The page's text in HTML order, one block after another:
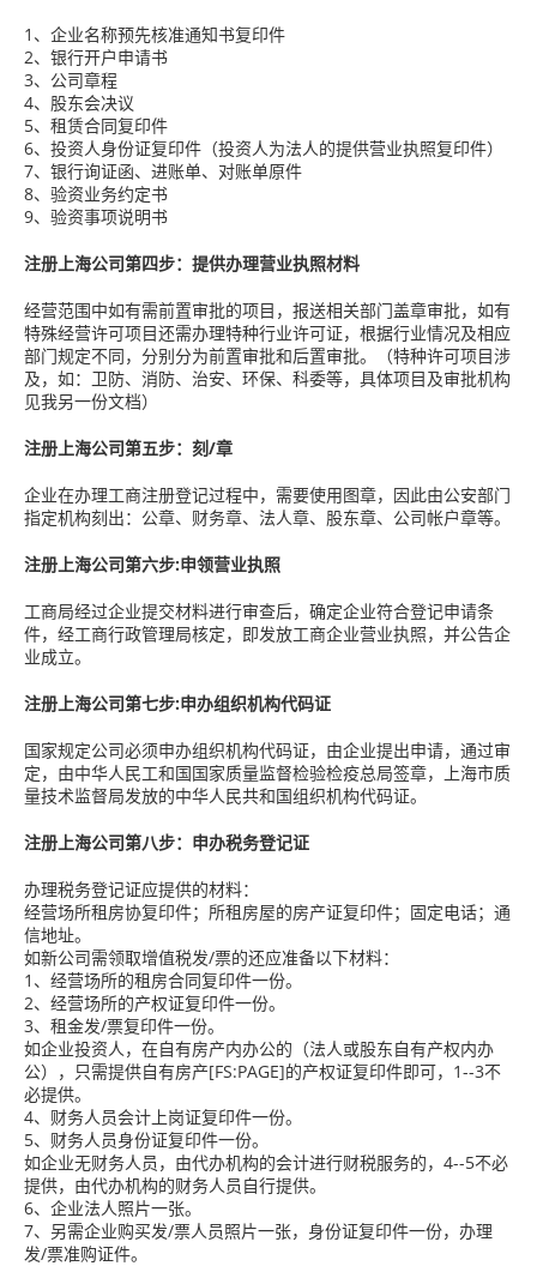
1、企业名称预先核准通知书复印件
2、银行开户申请书
3、公司章程
4、股东会决议
5、租赁合同复印件
6、投资人身份证复印件（投资人为法人的提供营业执照复印件）
7、银行询证函、进账单、对账单原件
8、验资业务约定书
9、验资事项说明书
注册上海公司第四步：提供办理营业执照材料
经营范围中如有需前置审批的项目，报送相关部门盖章审批，如有
特殊经营许可项目还需办理特种行业许可证，根据行业情况及相应
部门规定不同，分别分为前置审批和后置审批。（特种许可项目涉
及，如：卫防、消防、治安、环保、科委等，具体项目及审批机构
见我另一份文档）
注册上海公司第五步：刻/章
企业在办理工商注册登记过程中，需要使用图章，因此由公安部门
指定机构刻出：公章、财务章、法人章、股东章、公司帐户章等。
注册上海公司第六步:申领营业执照
工商局经过企业提交材料进行审查后，确定企业符合登记申请条
件，经工商行政管理局核定，即发放工商企业营业执照，并公告企
业成立。
注册上海公司第七步:申办组织机构代码证
国家规定公司必须申办组织机构代码证，由企业提出申请，通过审
定，由中华人民工和国国家质量监督检验检疫总局签章，上海市质
量技术监督局发放的中华人民共和国组织机构代码证。
注册上海公司第八步：申办税务登记证
办理税务登记证应提供的材料：
经营场所租房协复印件；所租房屋的房产证复印件；固定电话；通
信地址。
如新公司需领取增值税发/票的还应准备以下材料：
1、经营场所的租房合同复印件一份。
2、经营场所的产权证复印件一份。
3、租金发/票复印件一份。
如企业投资人，在自有房产内办公的（法人或股东自有产权内办
公），只需提供自有房产[FS:PAGE]的产权证复印件即可，1--3不
必提供。
4、财务人员会计上岗证复印件一份。
5、财务人员身份证复印件一份。
如企业无财务人员，由代办机构的会计进行财税服务的，4--5不必
提供，由代办机构的财务人员自行提供。
6、企业法人照片一张。
7、另需企业购买发/票人员照片一张，身份证复印件一份，办理
发/票准购证件。